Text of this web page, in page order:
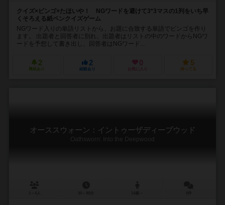
クイズ×ビンゴ×たほいや！ NGワードを避けて3*3マスの1列をいち早
くそろえる紙ペンクイズゲーム
NGワード入りの単語リストから、お題に合致する単語でビンゴを作り
ます。 出題者と回答者に別れ、出題者はリストの中のワードからNGワ
ードを予想して書き出し、回答者はNGワード...
2
興味あり
2
経験あり
0
お気に入り
5
持ってる
オーススウォーン：イントゥーザディープウッド
Oathsworn: Into the Deepwood